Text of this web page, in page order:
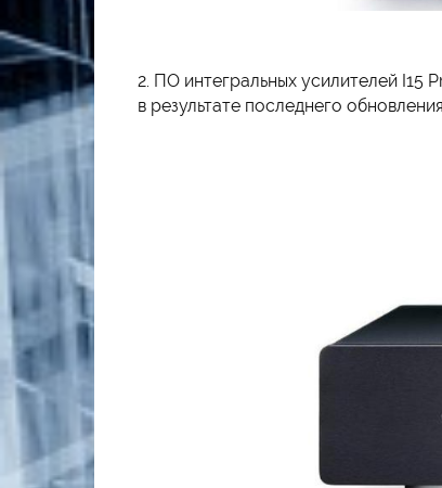
2. ПО интегральных усилителей I15
в результате последнего